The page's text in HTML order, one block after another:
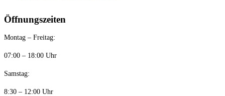
Öffnungszeiten
Montag – Freitag:
07:00 – 18:00 Uhr
Samstag:
8:30 – 12:00 Uhr